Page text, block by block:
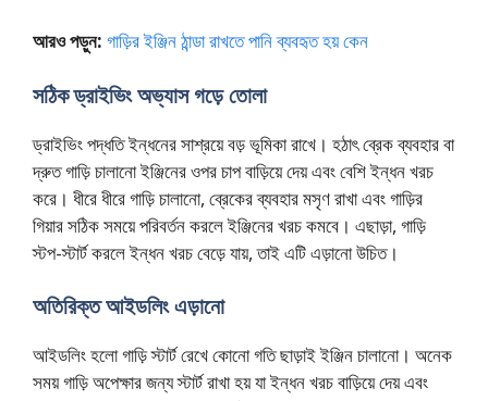
আরও পড়ুন: গাড়ির ইঞ্জিন ঠান্ডা রাখতে পানি ব্যবহৃত হয় কেন
সঠিক ড্রাইভিং অভ্যাস গড়ে তোলা
ড্রাইভিং পদ্ধতি ইন্ধনের সাশ্রয়ে বড় ভূমিকা রাখে। হঠাৎ ব্রেক ব্যবহার বা
দ্রুত গাড়ি চালানো ইঞ্জিনের ওপর চাপ বাড়িয়ে দেয় এবং বেশি ইন্ধন খরচ
করে। ধীরে ধীরে গাড়ি চালানো, ব্রেকের ব্যবহার মসৃণ রাখা এবং গাড়ির
গিয়ার সঠিক সময়ে পরিবর্তন করলে ইঞ্জিনের খরচ কমবে। এছাড়া, গাড়ি
স্টপ-স্টার্ট করলে ইন্ধন খরচ বেড়ে যায়, তাই এটি এড়ানো উচিত।
অতিরিক্ত আইডলিং এড়ানো
আইডলিং হলো গাড়ি স্টার্ট রেখে কোনো গতি ছাড়াই ইঞ্জিন চালানো। অনেক
সময় গাড়ি অপেক্ষার জন্য স্টার্ট রাখা হয় যা ইন্ধন খরচ বাড়িয়ে দেয় এবং